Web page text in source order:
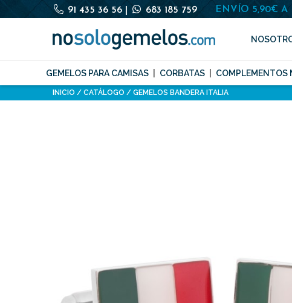
91 435 36 56 683 185 759 ENVÍO 5,90€ A
GEMELOS PARA CAMISAS CORBATAS COMPLEMENTOS
INICIO CATÁLOGO GEMELOS BANDERA ITALIA